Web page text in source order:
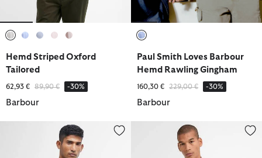
Hemd Striped Oxford
Tailored
62,93 € Reduziert von
89,90 €bis-30%
Barbour
Paul Smith Loves Barbour
Hemd Rawling Gingham
160,30 € Reduziert von
229,00 €bis-30%
Barbour
Pullover Cotton Half Zip Hemd Oakshore Short Sleeved